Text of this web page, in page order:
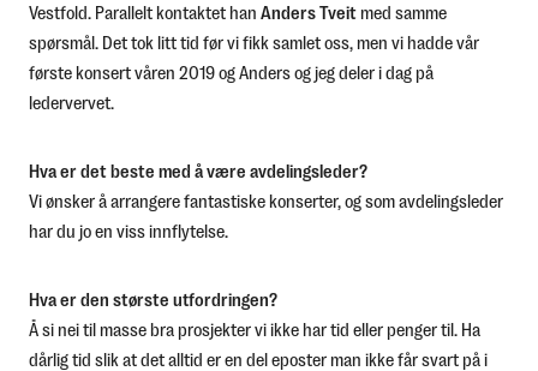
Vestfold. Parallelt kontaktet han Anders Tveitmed samme
spørsmål. Det tok litt tid før vi fikk samlet oss, men vi hadde vår
første konsert våren 2019 og Anders og jeg deler i dag på
ledervervet.
Hva er det beste med å være avdelingsleder?
Vi ønsker å arrangere fantastiske konserter, og som avdelingsleder
har du jo en viss innflytelse.
Hva er den største utfordringen?
Å si nei til masse bra prosjekter vi ikke har tid eller penger til. Ha
dårlig tid slik at det alltid er en del eposter man ikke får svart på i